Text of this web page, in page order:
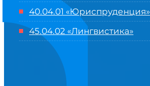
40.04.01 «Юриспруденция»
45.04.02 «Лингвистика»